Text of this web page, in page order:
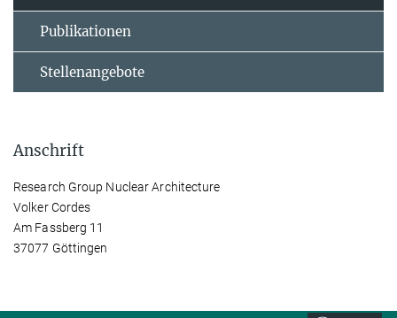
Publikationen
Stellenangebote
Anschrift
Research Group Nuclear Architecture
Volker Cordes
Am Fassberg 11
37077 Göttingen